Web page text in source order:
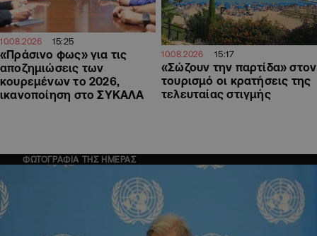
10.08.2026 15:25
«Πράσινο φως» για τις
αποζημιώσεις των
κουρεμένων το 2026,
ικανοποίηση στο ΣΥΚΑΛΑ
10.08.2026 15:17
«Σώζουν την παρτίδα» στον
τουρισμό οι κρατήσεις της
τελευταίας στιγμής
ΦΩΤΟΓΡΑΦΙΑ ΤΗΣ ΗΜΕΡΑΣ